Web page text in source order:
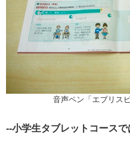
音声ペン「エブリス
--小学生タブレットコースで